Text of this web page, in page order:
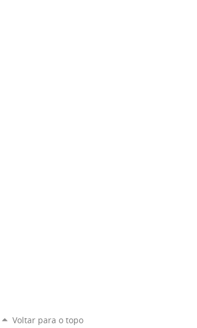
Voltar para o topo